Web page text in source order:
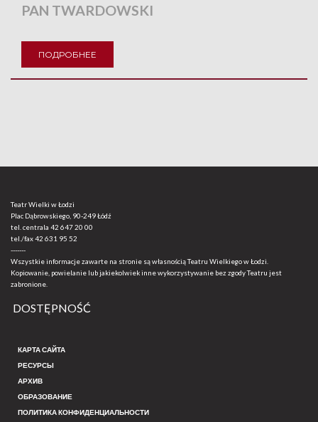
PAN TWARDOWSKI
ПОДРОБНЕЕ
Teatr Wielki w Łodzi
Plac Dąbrowskiego, 90-249 Łódź
tel. centrala 42 647 20 00
tel./fax42 631 95 52
-------
Wszystkie informacje zawarte na stronie są własnością Teatru Wielkiego w Łodzi.
Kopiowanie, powielanie lub jakiekolwiek inne wykorzystywanie bez zgody Teatru jest
zabronione.
DOSTĘPNOŚĆ
КАРТА САЙТА
РЕСУРСЫ
АРХИВ
ОБРАЗОВАНИЕ
ПОЛИТИКА КОНФИДЕНЦИАЛЬНОСТИ